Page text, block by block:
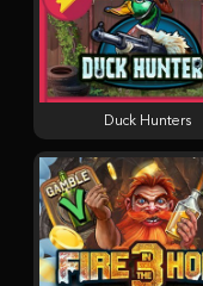
Duck Hunters